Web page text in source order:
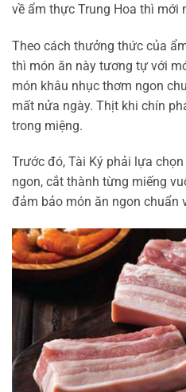
về ẩm thực Trung Hoa thì mới
Theo cách thưởng thức của
thì món ăn này tương tự với
món khâu nhục thơm ngon
mất nửa ngày. Thịt khi chín
trong miệng.
Trước đó, Tài Ký phải lựa
ngon, cắt thành từng miếng
đảm bảo món ăn ngon chuẩn